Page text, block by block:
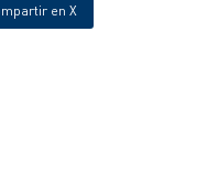
en X